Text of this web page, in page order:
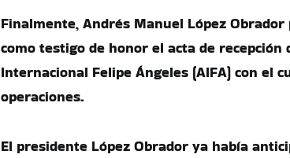
Finalmente, Andrés Manuel López
como testigo de honor el acta de
Internacional Felipe Ángeles (AIFA) con el
operaciones.
El presidente López Obrador ya había